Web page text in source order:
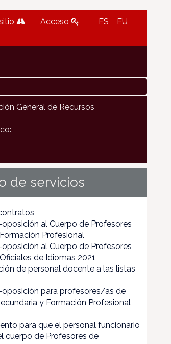
Acceso ES EU
General de Recursos
de servicios
al Cuerpo de Profesores
Profesional
al Cuerpo de Profesores
de Idiomas 2021
de personal docente a las listas
para profesores/as de
y Formación Profesional
para que el personal funcionario
cuerpo de Profesores de